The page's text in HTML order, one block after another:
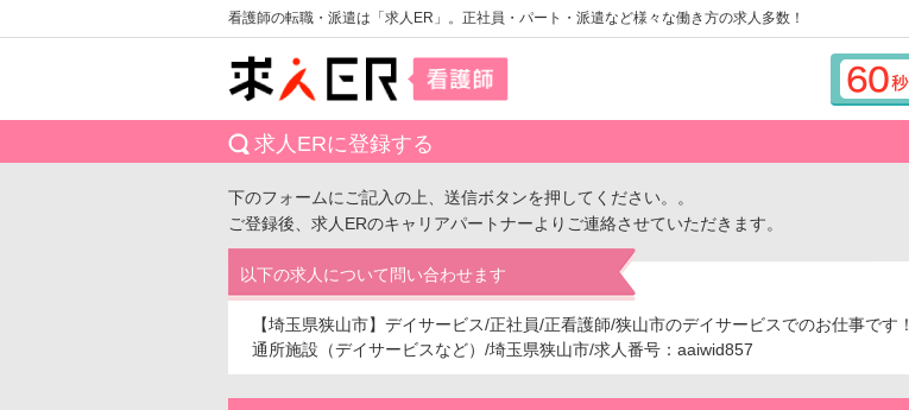
看護師の転職・派遣は「求人ER」。正社員・パート・派遣など様々な働き方の求人多数！
求人ERに登録する
下のフォームにご記入の上、送信ボタンを押してください。。
ご登録後、求人ERのキャリアパートナーよりご連絡させていただきます。
以下の求人について問い合わせます
【埼玉県狭山市】デイサービス/正社員/正看護師/狭山市のデイサービスでのお仕事です！
通所施設（デイサービスなど）/埼玉県狭山市/求人番号：aaiwid857